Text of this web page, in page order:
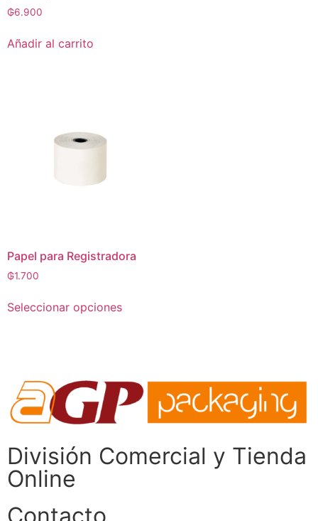
₲6.900
Añadir al carrito
Papel para Registradora
₲1.700
Seleccionar opciones
División Comercial​ y Tienda
Online